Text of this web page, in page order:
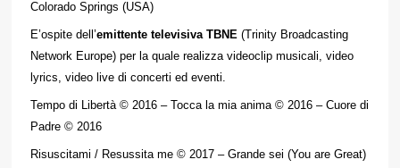
Colorado Springs (USA)
E’ospite dell’emittente televisiva TBNE(Trinity Broadcasting
Network Europe) per la quale realizza videoclip musicali, video
lyrics, video live di concerti ed eventi.
Tempo di Libertà © 2016 – Tocca la mia anima © 2016 – Cuore di
Padre © 2016
Risuscitami / Resussita me © 2017 – Grande sei (You are Great)